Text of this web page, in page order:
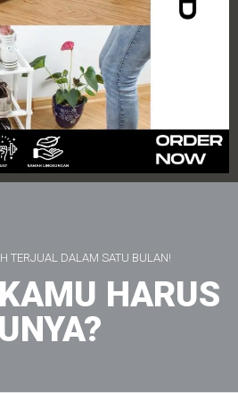
TERJUAL DALAM SATU BULAN!
HARUS